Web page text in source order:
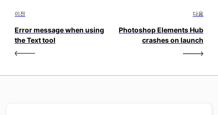
이전
Error message when using
the Text tool
다음
Photoshop Elements Hub
crashes on launch